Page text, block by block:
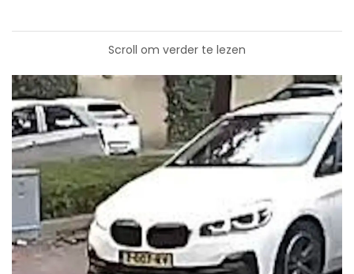
Scroll om verder te lezen